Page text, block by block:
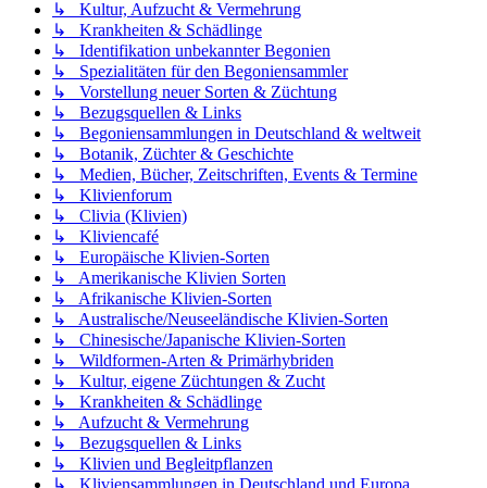
↳ Kultur, Aufzucht & Vermehrung
↳ Krankheiten & Schädlinge
↳ Identifikation unbekannter Begonien
↳ Spezialitäten für den Begoniensammler
↳ Vorstellung neuer Sorten & Züchtung
↳ Bezugsquellen & Links
↳ Begoniensammlungen in Deutschland & weltweit
↳ Botanik, Züchter & Geschichte
↳ Medien, Bücher, Zeitschriften, Events & Termine
↳ Klivienforum
↳ Clivia (Klivien)
↳ Kliviencafé
↳ Europäische Klivien-Sorten
↳ Amerikanische Klivien Sorten
↳ Afrikanische Klivien-Sorten
↳ Australische/Neuseeländische Klivien-Sorten
↳ Chinesische/Japanische Klivien-Sorten
↳ Wildformen-Arten & Primärhybriden
↳ Kultur, eigene Züchtungen & Zucht
↳ Krankheiten & Schädlinge
↳ Aufzucht & Vermehrung
↳ Bezugsquellen & Links
↳ Klivien und Begleitpflanzen
↳ Kliviensammlungen in Deutschland und Europa